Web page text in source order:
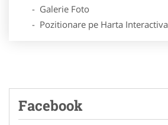
- Galerie Foto
- Pozitionare pe Harta Interactiva
Facebook